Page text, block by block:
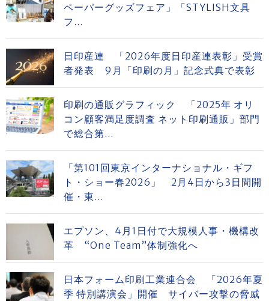
ペーパーグッズフェア」「STYLISH文具
フ...
日印産連 「2026年度日印産連表彰」受賞
者発表 9月「印刷の月」記念式典で表彰
印刷の通販グラフィック 「2025年 オリ
コン顧客満足度調査 ネット印刷通販」部門
で総合第...
「第101回東京インターナショナル・ギフ
ト・ショー春2026」 2月4日から3日間開
催・東...
エプソン、4月1日付で大規模人事・機構改
革 “One Team”体制強化へ
日本フォーム印刷工業連合会 「2026年夏
季 特別講演会」開催 サイバー攻撃の脅威